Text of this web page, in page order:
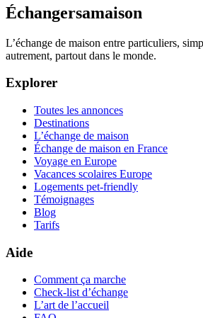
Échangersamaison
L’échange de maison entre particuliers,
autrement, partout dans le monde.
Explorer
Toutes les annonces
Destinations
L’échange de maison
Échange de maison en France
Voyage en Europe
Vacances scolaires Europe
Logements pet-friendly
Témoignages
Blog
Tarifs
Aide
Comment ça marche
Check-list d’échange
L’art de l’accueil